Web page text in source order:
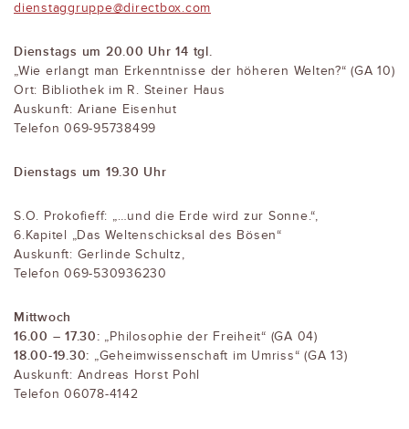
dienstaggruppe@directbox.com
Dienstags um 20.00 Uhr 14 tgl.
„Wie erlangt man Erkenntnisse der höheren Welten?“ (GA 10)
Ort: Bibliothek im R. Steiner Haus
Auskunft: Ariane Eisenhut
Telefon 069-95738499
Dienstags um 19.30 Uhr
S.O. Prokofieff: „…und die Erde wird zur Sonne.“,
6.Kapitel „Das Weltenschicksal des Bösen“
Auskunft: Gerlinde Schultz,
Telefon 069-530936230
Mittwoch
16.00 – 17.30: „Philosophie der Freiheit“ (GA 04)
18.00-19.30: „Geheimwissenschaft im Umriss“ (GA 13)
Auskunft: Andreas Horst Pohl
Telefon 06078-4142